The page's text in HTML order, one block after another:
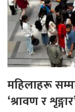
महिलाहरू
‘श्रावण र